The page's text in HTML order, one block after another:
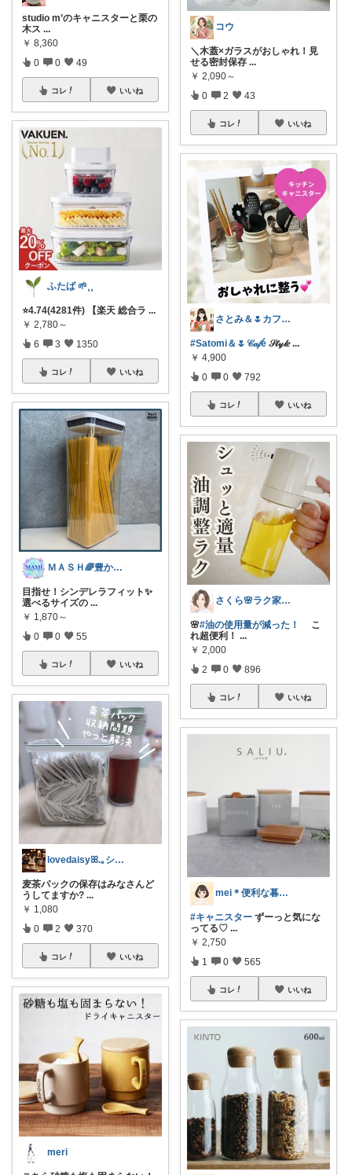
studio m’のキャニスターと栗の
木ス ...
￥ 8,360
0 0 49
コレ いいね
ふたば 🌱⸒⸒
⭐️4.74(4281件) 【楽天 総合ラ ...
￥ 2,780～
6 3 1350
コレ いいね
ＭＡＳＨ🌈豊かな生活へカスタマイズ🌈
目指せ！シンデレラフィット✨
選べるサイズの ...
￥ 1,870～
0 0 55
コレ いいね
lovedaisyꕤ.｡シンママライフ
麦茶パックの保存はみなさんど
うしてますか? ...
￥ 1,080
0 2 370
コレ いいね
meri
コウ
​＼木蓋×ガラスがおしゃれ！見
せる密封保存 ...
￥ 2,090～
0 2 43
コレ いいね
さとみ＆🌷カフェと素敵なもの☕️🌿
#Satomi＆🌷𝒞𝒶𝒻é 𝒮𝓉𝓎𝓁𝑒...
￥ 4,900
0 0 792
コレ いいね
さくら🌸ラク家事&便利な生活雑貨🏠️
🌸#油の使用量が減った！
こ
れ超便利！ ...
￥ 2,000
2 0 896
コレ いいね
mei＊便利な暮らし🌸かわいいもの
#キャニスター ずーっと気にな
ってる♡ ...
￥ 2,750
1 0 565
コレ いいね